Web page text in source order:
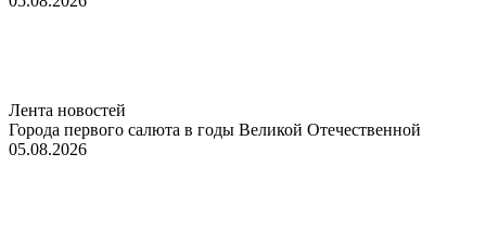
Лента новостей
Города первого салюта в годы Великой Отечественной
05.08.2026